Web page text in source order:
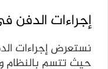
إجراءات الدفن
نستعرض إجراءات
حيث تتسم بالنظام